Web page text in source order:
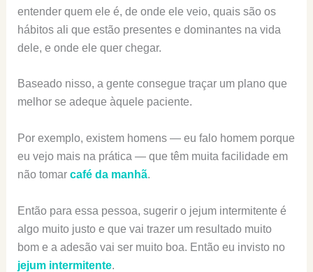
entender quem ele é, de onde ele veio, quais são os
hábitos ali que estão presentes e dominantes na vida
dele, e onde ele quer chegar.
Baseado nisso, a gente consegue traçar um plano que
melhor se adeque àquele paciente.
Por exemplo, existem homens — eu falo homem porque
eu vejo mais na prática — que têm muita facilidade em
não tomar café da manhã.
Então para essa pessoa, sugerir o jejum intermitente é
algo muito justo e que vai trazer um resultado muito
bom e a adesão vai ser muito boa. Então eu invisto no
jejum intermitente.